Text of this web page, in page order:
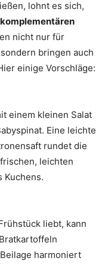
lohnt es sich,
komplementären
nicht nur für
bringen auch
einige Vorschläge:
einem kleinen Salat
Eine leichte
rundet die
leichten
Kuchens.
liebt, kann
harmoniert